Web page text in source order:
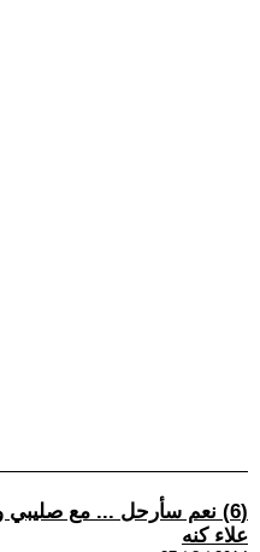
(6) نعم سأرحل ... مع صليبي وعراقي
علاء كنه